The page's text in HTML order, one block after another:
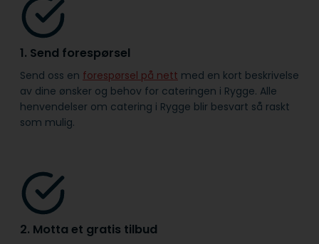
1. Send forespørsel
Send oss en forespørsel på nett med en kort beskrivelse
av dine ønsker og behov for cateringen i Rygge. Alle
henvendelser om catering i Rygge blir besvart så raskt
som mulig.
2. Motta et gratis tilbud